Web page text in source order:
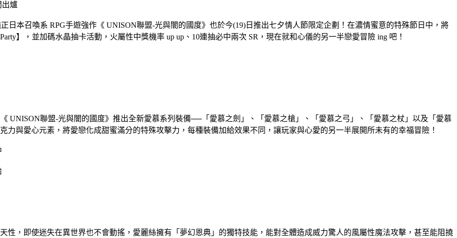
爐
日本召喚系 RPG手遊強作《 UNISON聯盟-光與闇的國度》也於今(19)日推出七夕情人節限定企劃！在濃情蜜意的特殊節日中，將
】，並加碼水晶抽卡活動，火屬性中獎機率 up up、10連抽必中兩次 SR，現在就和心儀的另一半戀愛冒險 ing 吧！
UNISON聯盟-光與闇的國度》推出全新愛慕系列裝備──「愛慕之劍」、「愛慕之槍」、「愛慕之弓」、「愛慕之杖」以及「愛慕
力與愛心元素，將愛戀化成甜蜜滿分的特殊攻擊力，每種裝備加給效果不同，讓玩家與心愛的另一半展開所未有的幸福冒險！
性，即使迷失在異世界也不會動搖，愛麗絲擁有「夢幻恩典」的獨特技能，能對全體造成威力驚人的風屬性魔法攻擊，甚至能阻撓